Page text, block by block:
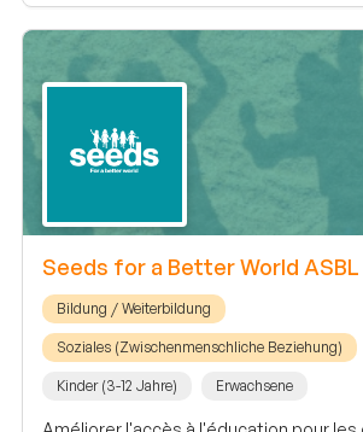
Seeds for a Better World ASBL
Bildung / Weiterbildung
Soziales (Zwischenmenschliche Beziehung)
Kinder (3-12 Jahre) Erwachsene